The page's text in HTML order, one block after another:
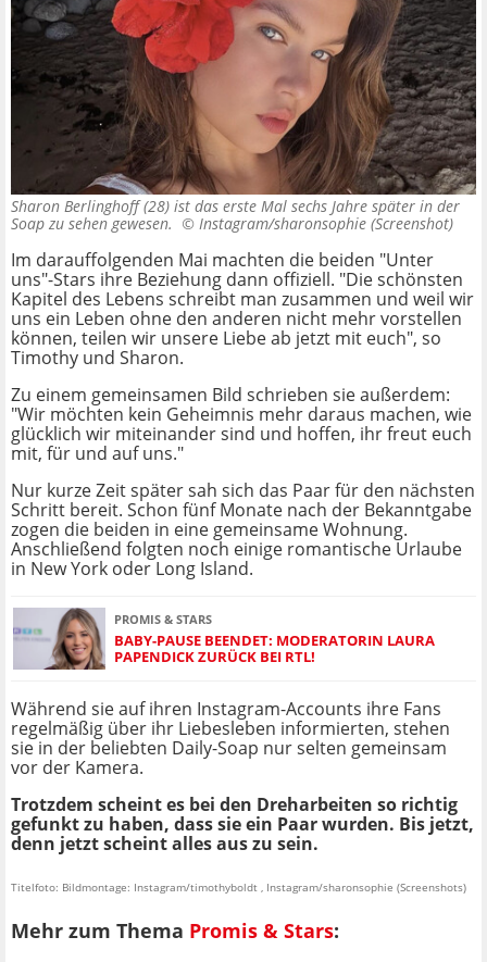
Sharon Berlinghoff (28) ist das erste Mal sechs Jahre später in der
Soap zu sehen gewesen. © Instagram/sharonsophie (Screenshot)
Im darauffolgenden Mai machten die beiden "Unter
uns"-Stars ihre Beziehung dann offiziell. "Die schönsten
Kapitel des Lebens schreibt man zusammen und weil wir
uns ein Leben ohne den anderen nicht mehr vorstellen
können, teilen wir unsere Liebe ab jetzt mit euch", so
Timothy und Sharon.
Zu einem gemeinsamen Bild schrieben sie außerdem:
"Wir möchten kein Geheimnis mehr daraus machen, wie
glücklich wir miteinander sind und hoffen, ihr freut euch
mit, für und auf uns."
Nur kurze Zeit später sah sich das Paar für den nächsten
Schritt bereit. Schon fünf Monate nach der Bekanntgabe
zogen die beiden in eine gemeinsame Wohnung.
Anschließend folgten noch einige romantische Urlaube
in New York oder Long Island.
PROMIS & STARS
BABY-PAUSE BEENDET: MODERATORIN LAURA
PAPENDICK ZURÜCK BEI RTL!
Während sie auf ihren Instagram-Accounts ihre Fans
regelmäßig über ihr Liebesleben informierten, stehen
sie in der beliebten Daily-Soap nur selten gemeinsam
vor der Kamera.
Trotzdem scheint es bei den Dreharbeiten so richtig
gefunkt zu haben, dass sie ein Paar wurden. Bis jetzt,
denn jetzt scheint alles aus zu sein.
Titelfoto: Bildmontage: Instagram/timothyboldt , Instagram/sharonsophie (Screenshots)
Mehr zum Thema Promis & Stars: